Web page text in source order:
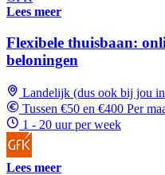
Lees meer
Flexibele thuisbaan:
beloningen
Landelijk (dus ook bij jou
Tussen €50 en €400 Per
1 - 20 uur per week
Lees meer